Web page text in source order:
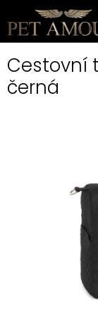
obsah
Cestovní
černá